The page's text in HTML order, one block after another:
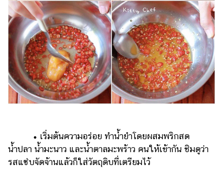
• เริ่มต้นความอร่อย ทำน้ำยำโดยผสมพริกสด
น้ำปลา น้ำมะนาว และน้ำตาลมะพร้าว คนให้เข้ากัน ชิมดูว่า
รสแซ่บจัดจ้านแล้วก็ใส่วัตถุดิบที่เตรียมไว้